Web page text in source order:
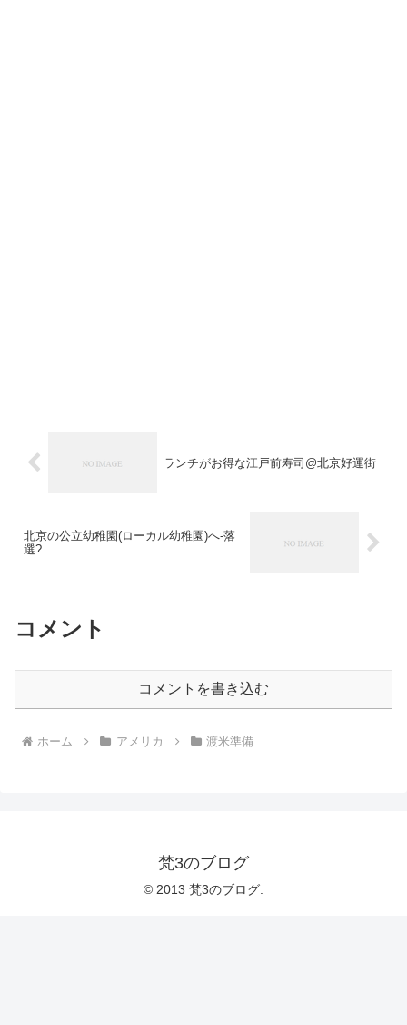
ランチがお得な江戸前寿司@北京好運街
北京の公立幼稚園(ローカル幼稚園)へ-落
選?
コメント
コメントを書き込む
ホーム アメリカ 渡米準備
梵3のブログ
© 2013 梵3のブログ.